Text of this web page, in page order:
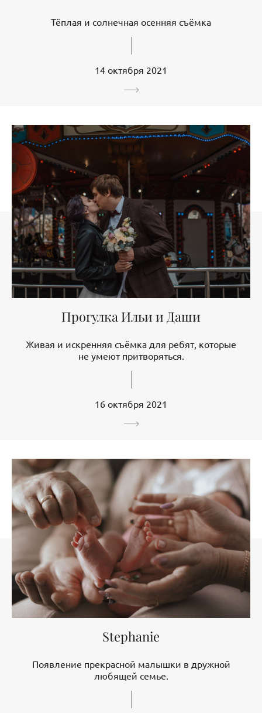
Тёплая и солнечная осенняя съёмка
14 октября 2021
Прогулка Ильи и Даши
Живая и искренняя съёмка для ребят, которые
не умеют притворяться.
16 октября 2021
Stephanie
Появление прекрасной малышки в дружной
любящей семье.